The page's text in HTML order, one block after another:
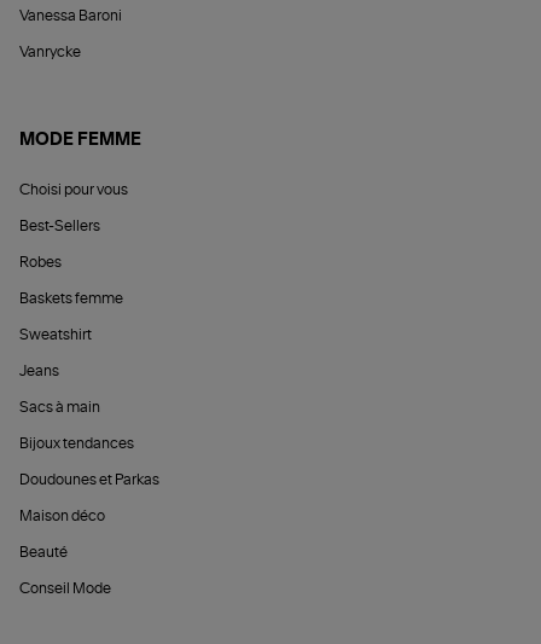
Vanessa Baroni
Vanrycke
MODE FEMME
Choisi pour vous
Best-Sellers
Robes
Baskets femme
Sweatshirt
Jeans
Sacs à main
Bijoux tendances
Doudounes et Parkas
Maison déco
Beauté
Conseil Mode